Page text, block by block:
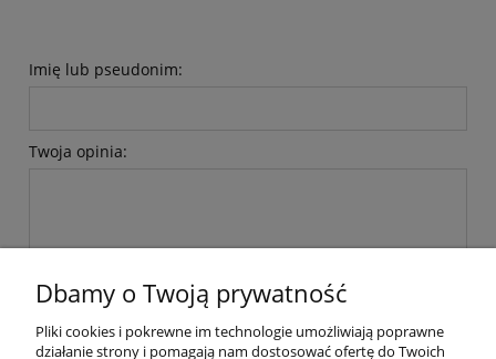
Imię lub pseudonim:
Twoja opinia:
Dbamy o Twoją prywatność
Pliki cookies i pokrewne im technologie umożliwiają poprawne
działanie strony i pomagają nam dostosować ofertę do Twoich